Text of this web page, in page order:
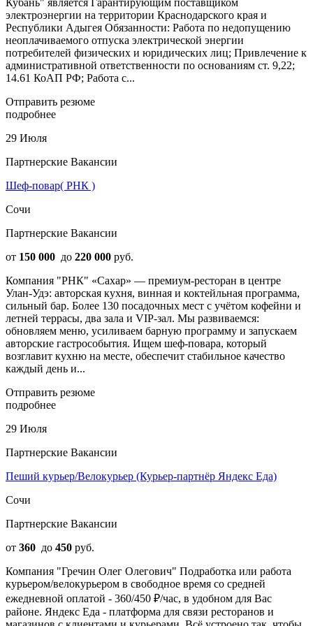
электроэнергии на территории Краснодарского края и
Республики Адыгея Обязанности: Работа по недопущению
неоплачиваемого отпуска электрической энергии
потребителей физических и юридических лиц; Привлечение к
административной ответственности по основаниям ст. 9,22;
14.61 КоАП РФ; Работа с...
Отправить резюме
подробнее
29 Июля
Партнерские Вакансии
Шеф-повар( РНК )
Сочи
Партнерские Вакансии
от 150 000 до 220 000 руб.
Компания "РНК" «Сахар» — премиум-ресторан в центре
Улан-Удэ: авторская кухня, винная и коктейльная программа,
сильный бар. Более 130 посадочных мест с учётом кофейни и
летней террасы, два зала и VIP-зал. Мы развиваемся:
обновляем меню, усиливаем барную программу и запускаем
авторские гастрособытия. Ищем шеф-повара, который
возглавит кухню на месте, обеспечит стабильное качество
каждый день и...
Отправить резюме
подробнее
29 Июля
Партнерские Вакансии
Пеший курьер/Велокурьер (Курьер-партнёр Яндекс Еда)
Сочи
Партнерские Вакансии
от 360 до 450 руб.
Компания "Гречин Олег Олегович" Подработка или работа
курьером/велокурьером в свободное время со средней
ежедневной оплатой - 360/450 ₽/час, в удобном для Вас
районе. Яндeкс Еда - плaтформа для cвязи pеcтоpaнoв и